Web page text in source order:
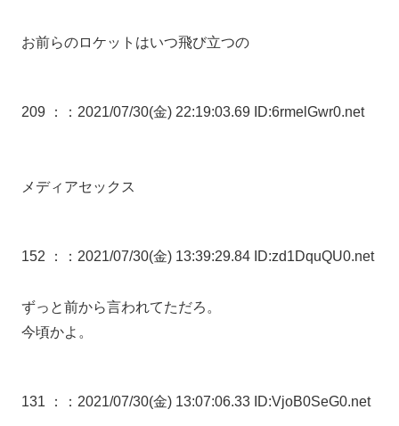
お前らのロケットはいつ飛び立つの
209 ： ：2021/07/30(金) 22:19:03.69 ID:6rmelGwr0.net
メディアセックス
152 ： ：2021/07/30(金) 13:39:29.84 ID:zd1DquQU0.net
ずっと前から言われてただろ。
今頃かよ。
131 ： ：2021/07/30(金) 13:07:06.33 ID:VjoB0SeG0.net